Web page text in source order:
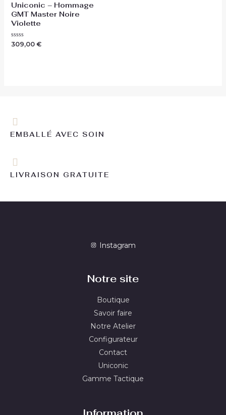
Uniconic – Hommage
GMT Master Noire
Violette
Note
309,00 €
EMBALLÉ AVEC SOIN
LIVRAISON GRATUITE
Instagram
Notre site
Boutique
Savoir faire
Notre Atelier
Configurateur
Contact
Uniconic
Gamme Tactique